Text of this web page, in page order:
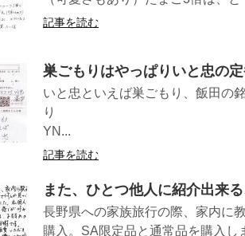
記事を読む
巣ごもりはやっぱりいと忠の
いと忠といえば巣ごもり、飯田の
り
YN...
記事を読む
また、ひとつ他人に紹介出来
長野県への家族旅行の際、家内に
購入。SA限定品と通常品を購入し